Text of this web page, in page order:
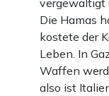
vergewaltigt
Die Hamas
kostete der
Leben. In
Waffen
also ist